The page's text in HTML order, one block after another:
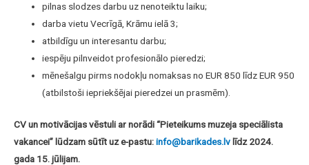
pilnas slodzes darbu uz nenoteiktu laiku;
darba vietu Vecrīgā, Krāmu ielā 3;
atbildīgu un interesantu darbu;
iespēju pilnveidot profesionālo pieredzi;
mēnešalgu pirms nodokļu nomaksas no EUR 850 līdz EUR 950
(atbilstoši iepriekšējai pieredzei un prasmēm).
CV un motivācijas vēstuli ar norādi “Pieteikums muzeja speciālista
vakancei” lūdzam sūtīt uz e-pastu:info@barikades.lv līdz 2024.
gada 15. jūlijam.